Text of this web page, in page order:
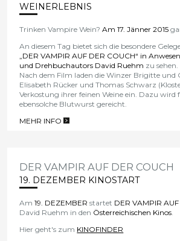
WEINERLEBNIS
Trinken Vampire Wein?Am 17. Jänner 2015
An diesem Tag bietet sich die besondere
„DER VAMPIR AUF DER COUCH“ in
und Drehbuchautors David Ruehm zu sehen.
Nach dem Film laden die Winzer Brigitte und
Elisabeth Rücker und Thomas Schwarz
Verkostung ihrer feinen Weine ein. Dazu wird
ebensolche Blutwurst gereicht.
MEHR INFO
DER VAMPIR AUF DER COUCH
19. DEZEMBER KINOSTART
Am19. DEZEMBER startet DER VAMPIR
David Ruehm in den Österreichischen Kinos.
Hier geht's zum KINOFINDER